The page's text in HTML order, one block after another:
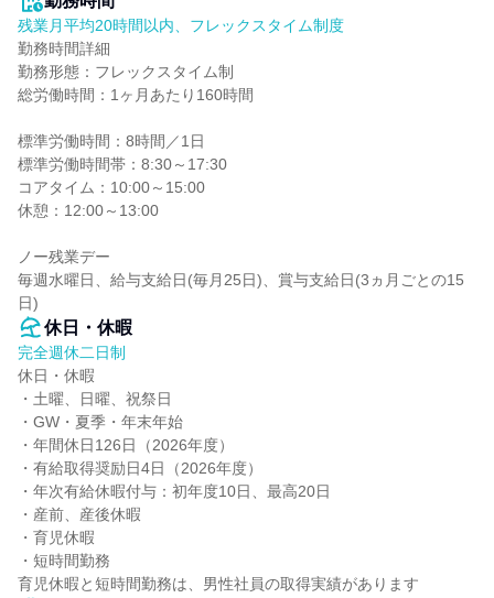
残業月平均20時間以内、フレックスタイム制度
勤務時間詳細
勤務形態：フレックスタイム制
総労働時間：1ヶ月あたり160時間
標準労働時間：8時間／1日
標準労働時間帯：8:30～17:30
コアタイム：10:00～15:00
休憩：12:00～13:00
ノー残業デー
毎週水曜日、給与支給日(毎月25日)、賞与支給日(3ヵ月ごとの15
日)
休日・休暇
完全週休二日制
休日・休暇
・土曜、日曜、祝祭日
・GW・夏季・年末年始
・年間休日126日（2026年度）
・有給取得奨励日4日（2026年度）
・年次有給休暇付与：初年度10日、最高20日
・産前、産後休暇
・育児休暇
・短時間勤務
育児休暇と短時間勤務は、男性社員の取得実績があります